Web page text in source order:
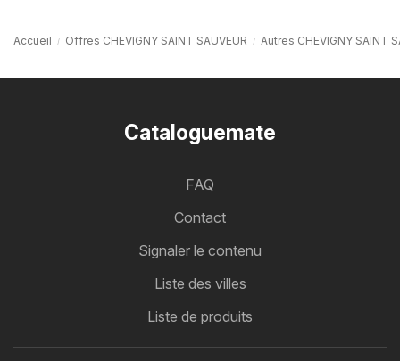
Accueil Offres CHEVIGNY SAINT SAUVEUR Autres CHEVIGNY SAINT
Cataloguemate
FAQ
Contact
Signaler le contenu
Liste des villes
Liste de produits